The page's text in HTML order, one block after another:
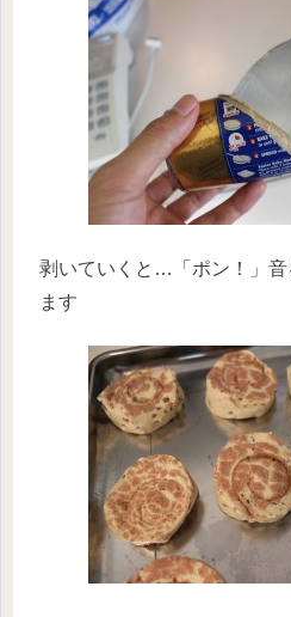
剥いていくと…「ポン！」
ます